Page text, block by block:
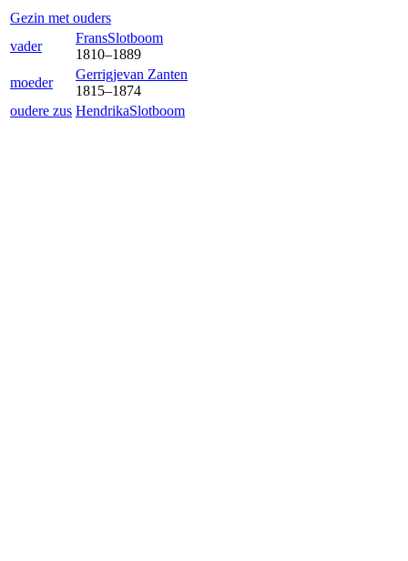
Gezin met ouders
vader
FransSlotboom
1810–1889
moeder
Gerrigjevan Zanten
1815–1874
oudere zus HendrikaSlotboom